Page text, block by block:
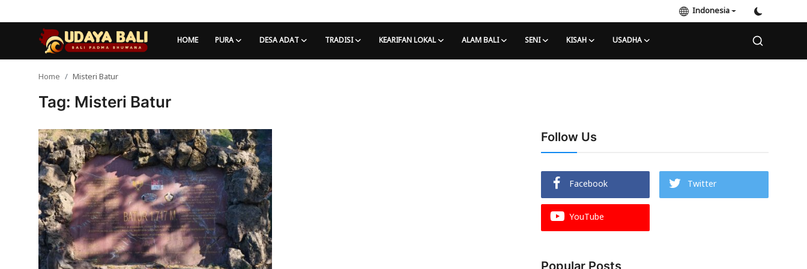
Indonesia
HOME PURA DESA ADAT TRADISI KEARIFAN LOKAL ALAM BALI SENI KISAH USADHA
Desa Adat
Tradisi
Kearifan lokal
Alam Bali
Home Misteri Batur
Tag: Misteri Batur
Follow Us
Facebook
Twitter
YouTube
Popular Posts